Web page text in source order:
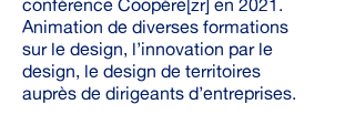
conférence Coopére[zr] en 2021.
Animation de diverses formations
sur le design, l’innovation par le
design, le design de territoires
auprès de dirigeants d’entreprises.